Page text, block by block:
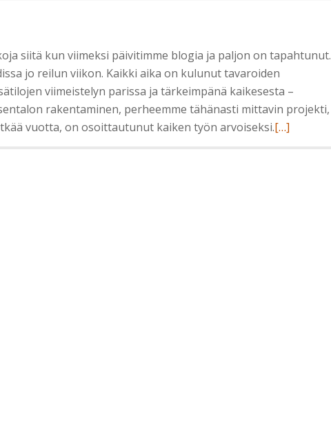
siitä kun viimeksi päivitimme blogia ja paljon on tapahtunut.
jo reilun viikon. Kaikki aika on kulunut tavaroiden
viimeistelyn parissa ja tärkeimpänä kaikesesta –
rakentaminen, perheemme tähänasti mittavin projekti,
vuotta, on osoittautunut kaiken työn arvoiseksi.Read
[…]